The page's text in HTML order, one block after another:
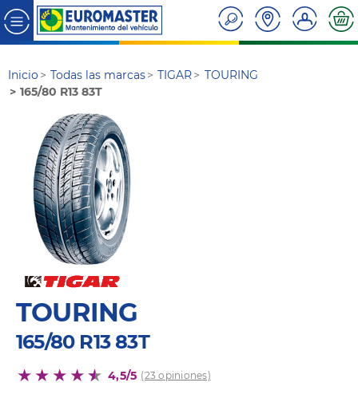
Inicio Todas las marcas TIGAR
TOURING
165/80 R13 83T
TOURING
165/80 R13 83T
4,5/5 (23 opiniones)